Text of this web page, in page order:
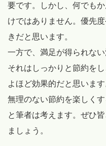
要です。しかし、何でも
けではありません。優先
きだと思います。
一方で、満足が得られな
それはしっかりと節約を
よほど効果的だと思いま
無理のない節約を楽しく
と筆者は考えます。ぜひ
ましょう。